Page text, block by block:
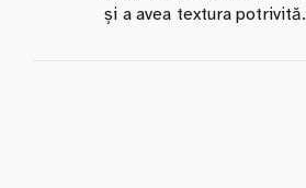
și a avea textura potrivită.